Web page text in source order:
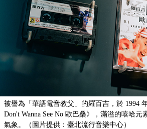
被譽為「華語電音教父」的羅百吉，於 1994
Don't Wanna See No 歐巴桑》，滿溢的嘻哈
氣象。（圖片提供：臺北流行音樂中心）